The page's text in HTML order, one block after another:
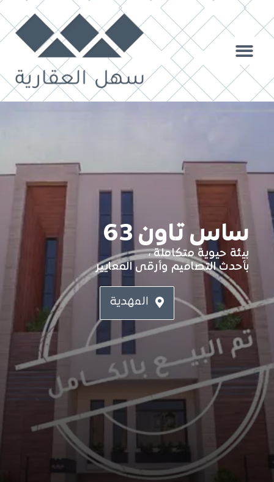
ساس تاون 63
بيئة حيوية متكاملة ،
بأحدث التصاميم وأرقى المعايير​
المهدية